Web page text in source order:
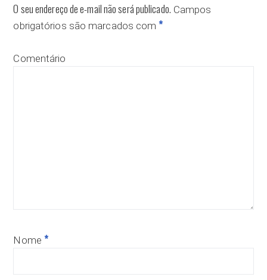
O seu endereço de e-mail não será publicado. Campos
obrigatórios são marcados com *
Comentário
Nome *